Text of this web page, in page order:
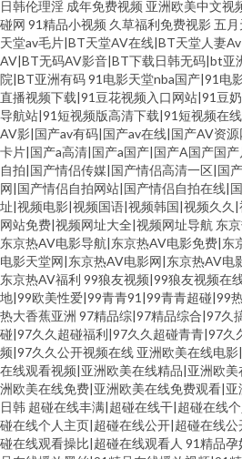
日韩伦理淫 成年免费视频 亚洲欧美中文视
碰网 91精品小视频 久草福利免费视影 五
天堂av毛片|BT天堂AV在线|BT天堂人妻
AV|BT无码AV影音|BT下载日韩无码|bt亚
院|BT亚洲有码91电影天堂nba国产|91电
直播视频下载|91豆花视频入口网站|91豆
导航站|91短视频版高清下载|91短视频在
AV影|国产av有码|国产av在线|国产AV资
卡片|国产a高清|国产a国产|国产A国产国产
自拍|国产情侣传媒|国产情侣高清一区|国
网|国产情侣自拍网站|国产情侣自拍在线|
址|视频电影|视频国语|视频韩国|视频久久
网站免费|视频网址大全|视频网址导航 东
东京热AV电影导航|东京热AV电影免费|东
电影天堂网|东京热AV电影网|东京热AV电
东京热AV福利 99狼友视频|99狼友视频在
地|99欧美性爱|99青青91|99青青超碰|99
热大香蕉亚洲 97精品综|97精品综合|97久
碰|97久久超碰福利|97久久超碰青青|97久
频|97久久公开视频在线 亚洲欧美在线电
在线观看视频|亚洲欧美在线精品|亚洲欧
洲欧美在线免费|亚洲欧美在线免费观看|
日韩 超碰在线丰满|超碰在线干|超碰在线
碰在线个人主页|超碰在线公开|超碰在线
碰在线观看操比|超碰在线观看人 91精品